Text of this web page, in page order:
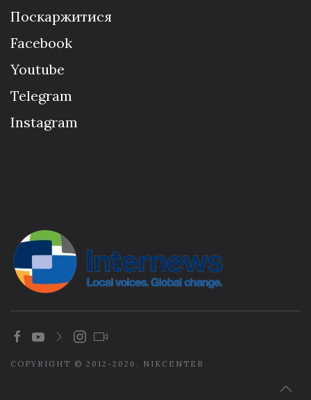
Поскаржитися
Facebook
Youtube
Telegram
Instagram
COPYRIGHT © 2012-2026. NIKCENTER